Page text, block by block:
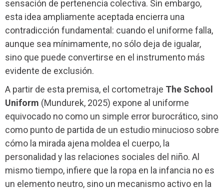
sensación de pertenencia colectiva. Sin embargo,
esta idea ampliamente aceptada encierra una
contradicción fundamental: cuando el uniforme falla,
aunque sea mínimamente, no sólo deja de igualar,
sino que puede convertirse en el instrumento más
evidente de exclusión.
A partir de esta premisa, el cortometraje The School
Uniform (Mundurek, 2025) expone al uniforme
equivocado no como un simple error burocrático, sino
como punto de partida de un estudio minucioso sobre
cómo la mirada ajena moldea el cuerpo, la
personalidad y las relaciones sociales del niño. Al
mismo tiempo, infiere que la ropa en la infancia no es
un elemento neutro, sino un mecanismo activo en la